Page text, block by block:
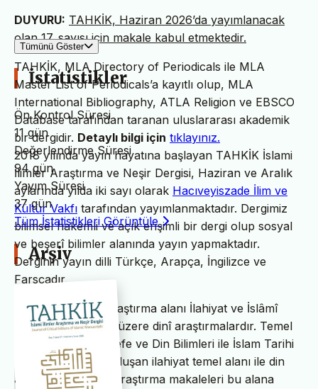
DUYURU: TAHKİK, Haziran 2026’da yayımlanacak
olan 17. sayısı için makale kabul etmektedir.
TAHKİK, MLA Directory of Periodicals ile MLA
Master List of Periodicals’a kayıtlı olup, MLA
International Bibliography, ATLA Religion ve EBSCO
Database tarafından taranan uluslararası akademik
bir dergidir. Detaylı bilgi için tıklayınız.
2018 yılında yayın hayatına başlayan TAHKİK İslami
İlimler Araştırma ve Neşir Dergisi, Haziran ve Aralık
aylarında yılda iki sayı olarak Hacıveyiszade İlim ve
Kültür Vakfı tarafından yayımlanmaktadır. Dergimiz
bilimsel hakemli ve açık erişimli bir dergi olup sosyal
ve beşerî bilimler alanında yayın yapmaktadır.
Derginin yayın dilli Türkçe, Arapça, İngilizce ve
Farsçadır.
TAHKİK’in temel araştırma alanı İlahiyat ve İslâmî
ilimler başta olmak üzere dinî araştırmalardır. Temel
İslam Bilimleri, Felsefe ve Din Bilimleri ile İslam Tarihi
ve Sanatları’ndan oluşan ilahiyat temel alanı ile din
alanındaki bilimsel araştırma makaleleri bu alana
Tümünü Göster
İstatistikler
Ön Kontrol Süresi
11 gün
Değerlendirme Süresi
94 gün
Yayım Süresi
37 gün
Tüm İstatistikleri Görüntüle
Arşiv